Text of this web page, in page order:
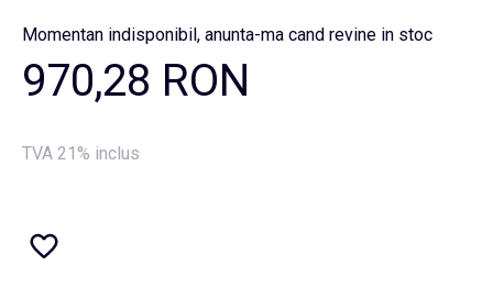
Momentan indisponibil, anunta-ma cand revine in stoc
970,28 RON
TVA 21% inclus